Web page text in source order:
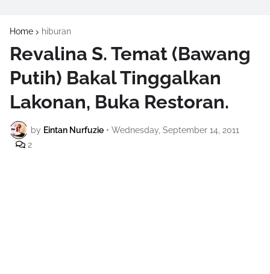
Home hiburan
Revalina S. Temat (Bawang
Putih) Bakal Tinggalkan
Lakonan, Buka Restoran.
by Eintan Nurfuzie • Wednesday, September 14, 2011
2